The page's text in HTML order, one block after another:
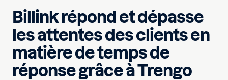
Billink répond et dépasse
les attentes des clients en
matière de temps de
réponse grâce à Trengo